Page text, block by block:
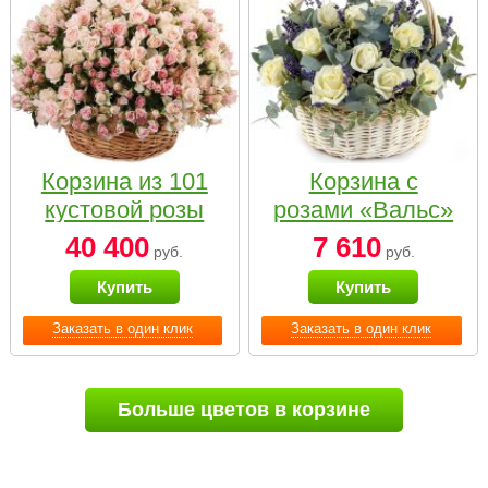
Заказать в один клик
Корзина из 101
кустовой розы
нежных тонов
40 400 руб.
Купить
Заказать в один клик
Корзина с
розами «Вальс»
7 610руб.
Купить
Больше цветов в корзине